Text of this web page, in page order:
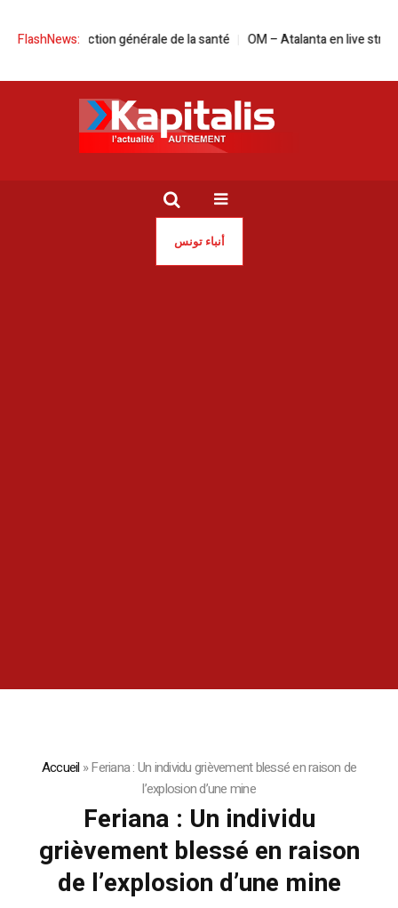
FlashNews:
de la Direction générale de la santé OM – Atalanta en live
أنباء تونس
Accueil »Feriana : Un individu grièvement blessé en raison de
l’explosion d’une mine
Feriana : Un individu
grièvement blessé en raison
de l’explosion d’une mine